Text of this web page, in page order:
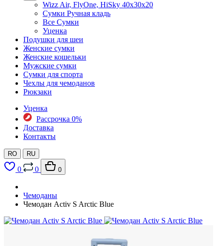
Wizz Air, FlyOne, HiSky 40x30x20
Сумки Ручная кладь
Все Сумки
Уценка
Подушки для шеи
Женские сумки
Женские кошельки
Мужские сумки
Сумки для спорта
Чехлы для чемоданов
Рюкзаки
Уценка
Рассрочка 0%
Доставка
Контакты
RO RU
0 0 0
Чемоданы
Чемодан Activ S Arctic Blue